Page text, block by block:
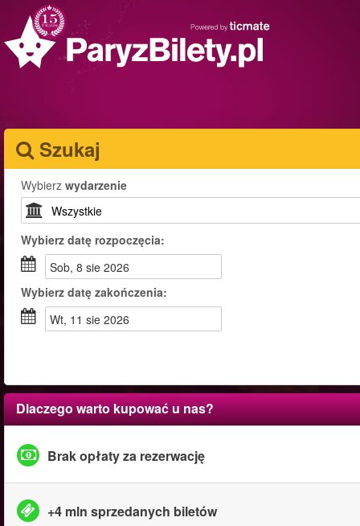
Szukaj
Wybierz wydarzenie
Wybierz datę rozpoczęcia:
sob, 8 sie 2026
Wybierz datę zakończenia:
wt, 11 sie 2026
Dlaczego warto kupować u nas?
Brak opłaty za rezerwację
+4 mln sprzedanych biletów